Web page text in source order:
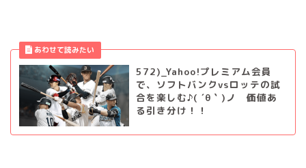
572)_Yahoo!プレミアム会員
で、ソフトバンクvsロッテの試
合を楽しむ♪( ´θ｀)ノ 価値あ
る引き分け！！